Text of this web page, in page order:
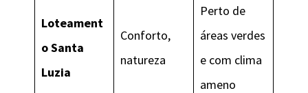
Loteament
o Santa
Luzia
Conforto,
natureza
Perto de
áreas verdes
e com clima
ameno